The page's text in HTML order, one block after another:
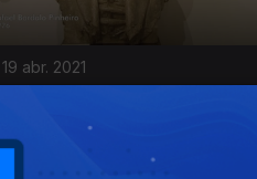
19 abr. 2021